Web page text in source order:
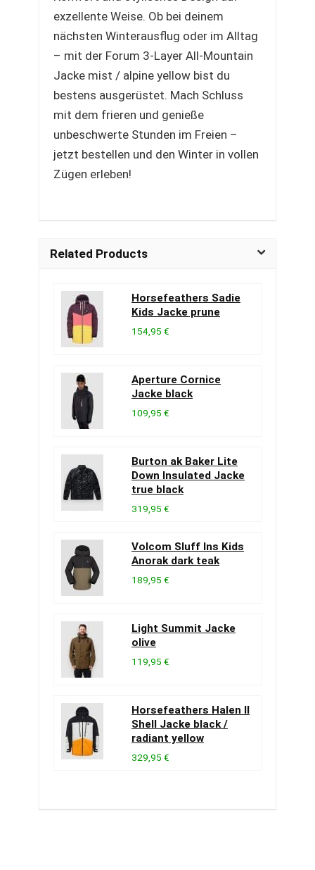
exzellente Weise. Ob bei deinem
nächsten Winterausflug oder im Alltag
– mit der Forum 3-Layer All-Mountain
Jacke mist / alpine yellow bist du
bestens ausgerüstet. Mach Schluss
mit dem frieren und genieße
unbeschwerte Stunden im Freien –
jetzt bestellen und den Winter in vollen
Zügen erleben!
Related Products
Horsefeathers Sadie
Kids Jacke prune
154,95 €
Aperture Cornice
Jacke black
109,95 €
Burton ak Baker Lite
Down Insulated Jacke
true black
319,95 €
Volcom Sluff Ins Kids
Anorak dark teak
189,95 €
Light Summit Jacke
olive
119,95 €
Horsefeathers Halen II
Shell Jacke black /
radiant yellow
329,95 €